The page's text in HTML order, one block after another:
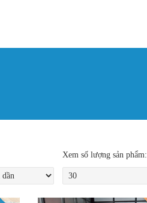
Xem số lượng sản phẩm: